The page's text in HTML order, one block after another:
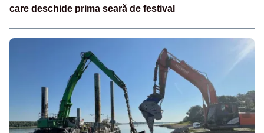
care deschide prima seară de festival